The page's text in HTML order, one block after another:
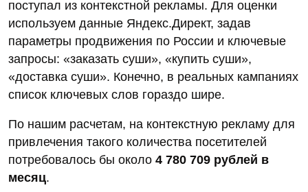
оптимизация сайта — инструмент для
увеличения трафика и повышения прибыли»
отмечают специалисты digital-агентства.
Экономия на рекламе 4 млн. рублей
в месяц и получение этого трафика
с SEO
Посмотрим, во сколько обошелся бы такой объем
трафика (